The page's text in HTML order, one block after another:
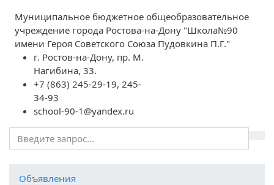
Муниципальное бюджетное общеобразовательное
учреждение города Ростова-на-Дону "Школа№90
имени Героя Советского Союза Пудовкина П.Г."
г. Ростов-на-Дону, пр. М.
Нагибина, 33.
+7 (863) 245-29-19, 245-
34-93
school-90-1@yandex.ru
Объявления